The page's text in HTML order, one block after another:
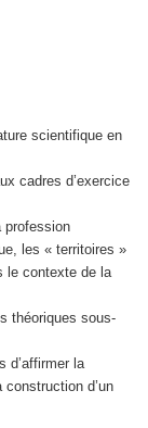
scientifique en
cadres d’exercice
profession
les « territoires »
le contexte de la
théoriques sous-
d’affirmer la
d’un